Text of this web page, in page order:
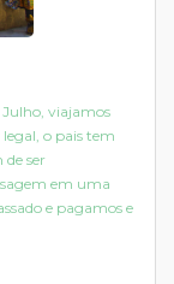
Julho, viajamos
o pais tem
ser
em uma
e pagamos e